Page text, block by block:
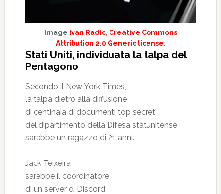
Image Ivan Radic, Creative Commons
Attribution 2.0 Generic license.
Stati Uniti, individuata la talpa del
Pentagono
Secondo il New York Times,
la talpa dietro alla diffusione
di centinaia di documenti top secret
del dipartimento della Difesa statunitense
sarebbe un ragazzo di 21 anni.
Jack Teixeira
sarebbe il coordinatore
di un server di Discord